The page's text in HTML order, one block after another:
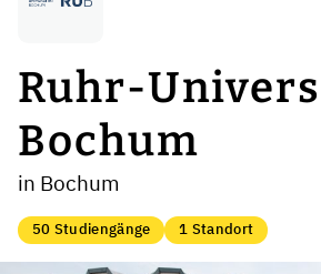
Ruhr-
Bochum
in Bochum
50 Studiengänge 1 Standort